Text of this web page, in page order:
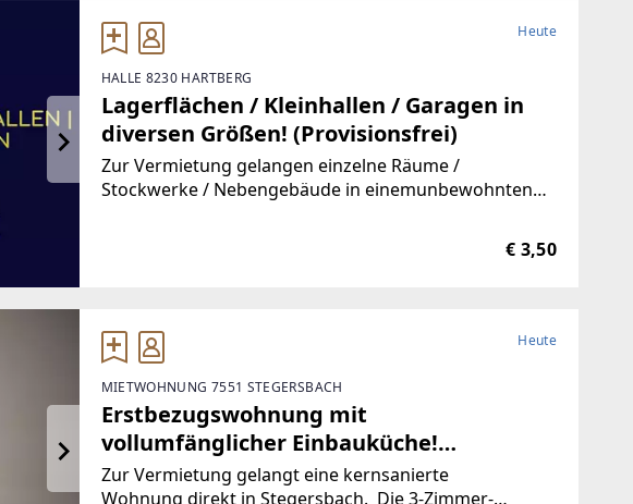
Heute
HALLE 8230 HARTBERG
Lagerflächen / Kleinhallen / Garagen in
diversen Größen! (Provisionsfrei)
Zur Vermietung gelangen einzelne Räume /
Stockwerke / Nebengebäude in einemunbewohnten
Räumlichkeiten, stehen Ihnen Größen vonca. 10 m² bis
€ 3,50
Heute
MIETWOHNUNG 7551 STEGERSBACH
Erstbezugswohnung mit
vollumfänglicher Einbauküche!
(Provisionsfrei)
Zur Vermietung gelangt eine kernsanierte
Wohnung direkt in Stegersbach. Die 3-Zimmer-